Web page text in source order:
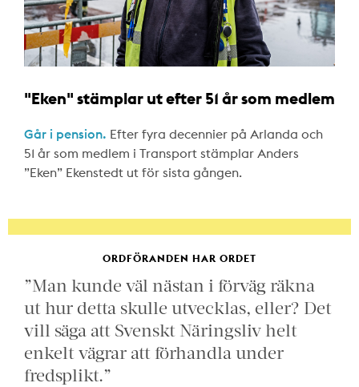
"Eken" stämplar ut efter 51 år som medlem
Går i pension. Efter fyra decennier på Arlanda och
51 år som medlem i Transport stämplar Anders
”Eken” Ekenstedt ut för sista gången.
ORDFÖRANDEN HAR ORDET
”Man kunde väl nästan i förväg räkna
ut hur detta skulle utvecklas, eller? Det
vill säga att Svenskt Näringsliv helt
enkelt vägrar att förhandla under
fredsplikt.”